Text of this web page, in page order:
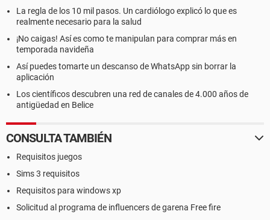
La regla de los 10 mil pasos. Un cardiólogo explicó lo que es
realmente necesario para la salud
¡No caigas! Así es como te manipulan para comprar más en
temporada navideña
Así puedes tomarte un descanso de WhatsApp sin borrar la
aplicación
Los científicos descubren una red de canales de 4.000 años de
antigüedad en Belice
CONSULTA TAMBIÉN
Requisitos juegos
Sims 3 requisitos
Requisitos para windows xp
Solicitud al programa de influencers de garena Free fire